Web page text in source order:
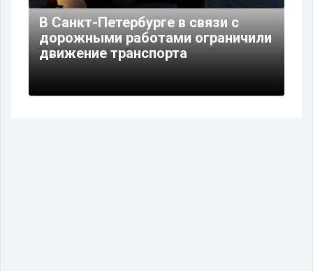
В Санкт-Петербурге в связи с
дорожными работами ограничили
движение транспорта